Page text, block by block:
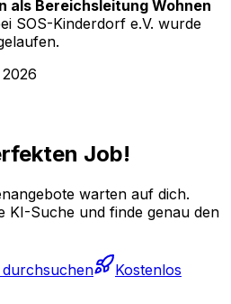
als Bereichsleitung Wohnen
SOS-Kinderdorf e.V. wurde
Job!
warten auf dich.
KI-Suche und finde genau den
Kostenlos